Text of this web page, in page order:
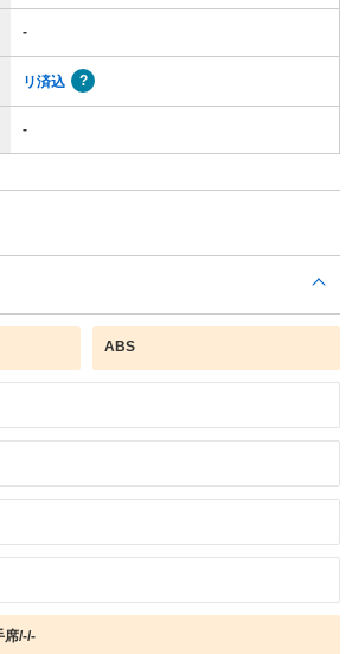
-
リ済込
-
ABS
席/-/-